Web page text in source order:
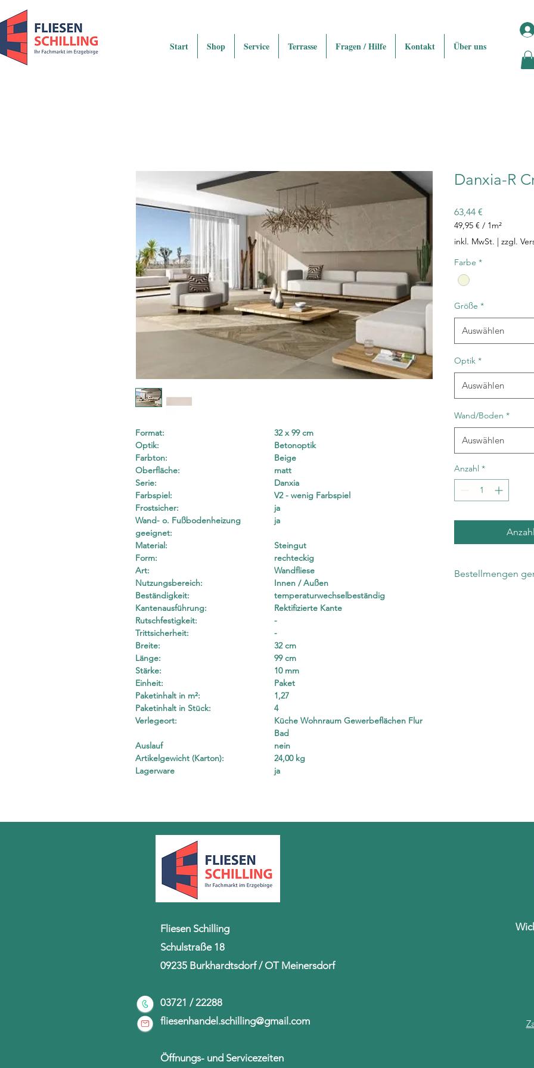
Start Shop Service Terrasse Fragen / Hilfe Kontakt Über uns
Format:
32 x 99 cm
Optik:
Betonoptik
Farbton:
Beige
Oberfläche:
matt
Serie:
Danxia
Farbspiel:
V2 - wenig Farbspiel
Frostsicher:
ja
Wand- o. Fußbodenheizung
geeignet:
ja
Material:
Steingut
Form:
rechteckig
Art:
Wandfliese
Nutzungsbereich:
Innen / Außen
Beständigkeit:
temperaturwechselbeständig
Kantenausführung:
Rektifizierte Kante
Rutschfestigkeit:
-
Trittsicherheit:
-
Breite:
32 cm
Länge:
99 cm
Stärke:
10 mm
Einheit:
Paket
Paketinhalt in m²:
1,27
Paketinhalt in Stück:
4
Verlegeort:
Küche Wohnraum Gewerbeflächen Flur
Bad
Auslauf
nein
Artikelgewicht (Karton):
24,00 kg
Lagerware
ja
Danxia-R
63,44 €
49,95 € / 1m²
49,95 €
pro
1
inkl. MwSt. | zzgl.
Farbe *
Größe *
Auswählen
Optik *
Auswählen
Wand/Boden *
Auswählen
Anzahl *
Bestellmengen
Fliesen Schilling
Schulstraße 18
09235 Burkhardtsdorf / OT Meinersdorf
03721 / 22288
fliesenhandel.schilling@gmail.com
Öffnungs- und Servicezeiten